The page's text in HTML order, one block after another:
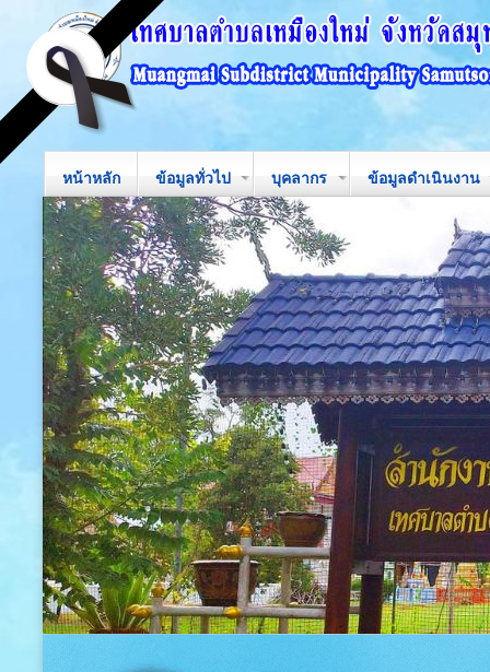
หน้าหลัก ข้อมูลทั่วไป บุคลากร ข้อมูลดำเนินงาน